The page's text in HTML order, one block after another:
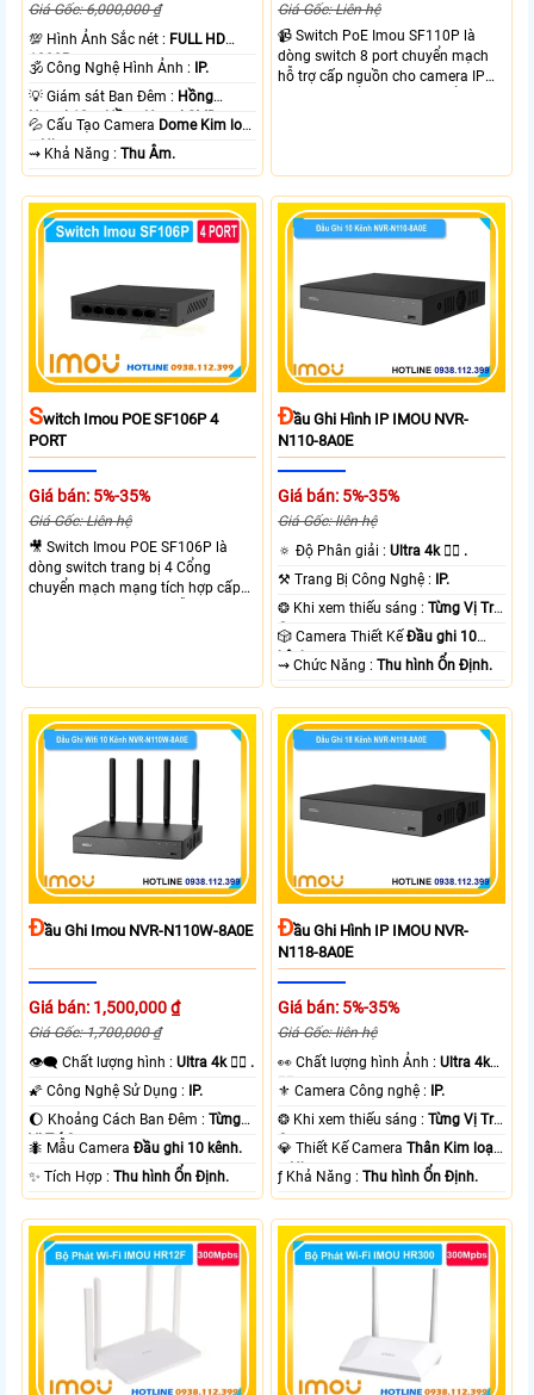
Giá Gốc: 6,000,000 ₫
💯 Hình Ảnh Sắc nét : FULL HD
1080P .
🕉️ Công Nghệ Hình Ảnh :
IP.
💡 Giám sát Ban Đêm : Hồng
Ngoại 10m Hồng Ngoại SMD.
💦 Cấu Tạo Camera Dome Kim loại
+ Nhựa.
️⇝ Khả Năng :Thu Âm.
Giá Gốc: Liên hệ
📹 Switch PoE Imou SF110P là
dòng switch 8 port chuyển mạch
hỗ trợ cấp nguồn cho camera IP
cổng 1-8 lên đến 30WTổng công
suất cho 8 cổng POE là 65W
SWitch Imou POE SF106P 4
PORT
Giá bán: 5%-35%
Giá Gốc: Liên hệ
🎥 Switch Imou POE SF106P là
dòng switch trang bị 4 Cổng
chuyển mạch mạng tích hợp cấp
cách lên đến 250m Công suất PoE
cổng 1-4 lên đến 30W
ĐẦu Ghi Hình IP IMOU NVR-
N110-8A0E
Giá bán: 5%-35%
Giá Gốc: liên hệ
🔅 Độ Phân giải :Ultra 4k 👍🏾 .
⚒ Trang Bị Công Nghệ : IP.
❂ Khi xem thiếu sáng :Từng Vị Trí
Camera .
🎲 Camera Thiết KếĐầu ghi 10
kênh.
️⇝ Chức Năng :Thu hình Ổn Định.
ĐẦu Ghi Imou NVR-N110W-8A0E
Giá bán: 1,500,000 ₫
Giá Gốc: 1,700,000 ₫
👁️‍🗨 Chất lượng hình :Ultra 4k 👍🏾 .
🌠 Công Nghệ Sử Dụng : IP.
🌔 Khoảng Cách Ban Đêm :Từng
Vị Trí Camera .
🐜 Mẫu CameraĐầu ghi 10 kênh.
️✨ Tích Hợp :Thu hình Ổn Định.
ĐẦu Ghi Hình IP IMOU NVR-
N118-8A0E
Giá bán: 5%-35%
Giá Gốc: liên hệ
️👀 Chất lượng hình Ảnh :Ultra 4k
👍🏾 .
⚜️ Camera Công nghệ : IP.
❂ Khi xem thiếu sáng :Từng Vị Trí
Camera .
💎 Thiết Kế CameraThân Kim loại
+ Nhựa.
️ƒ Khả Năng :Thu hình Ổn Định.